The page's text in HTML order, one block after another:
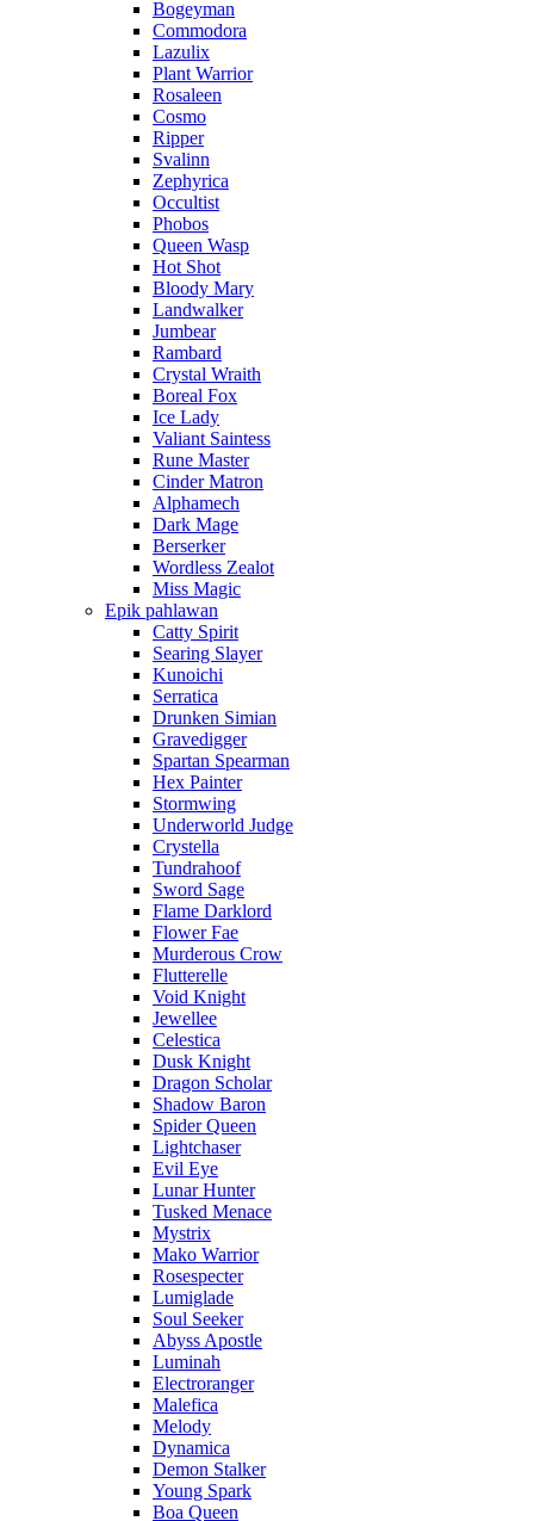
Bogeyman
Commodora
Lazulix
Plant Warrior
Rosaleen
Cosmo
Ripper
Svalinn
Zephyrica
Occultist
Phobos
Queen Wasp
Hot Shot
Bloody Mary
Landwalker
Jumbear
Rambard
Crystal Wraith
Boreal Fox
Ice Lady
Valiant Saintess
Rune Master
Cinder Matron
Alphamech
Dark Mage
Berserker
Wordless Zealot
Miss Magic
Epik pahlawan
Catty Spirit
Searing Slayer
Kunoichi
Serratica
Drunken Simian
Gravedigger
Spartan Spearman
Hex Painter
Stormwing
Underworld Judge
Crystella
Tundrahoof
Sword Sage
Flame Darklord
Flower Fae
Murderous Crow
Flutterelle
Void Knight
Jewellee
Celestica
Dusk Knight
Dragon Scholar
Shadow Baron
Spider Queen
Lightchaser
Evil Eye
Lunar Hunter
Tusked Menace
Mystrix
Mako Warrior
Rosespecter
Lumiglade
Soul Seeker
Abyss Apostle
Luminah
Electroranger
Malefica
Melody
Dynamica
Demon Stalker
Young Spark
Boa Queen